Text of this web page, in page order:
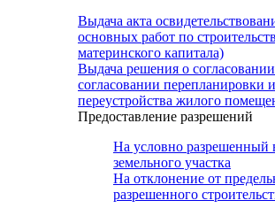
Выдача акта
основных работ по
материнского капитала)
Выдача решения о
согласовании перепланировки
переустройства жилого
Предоставление разрешений
На условно разрешенный
земельного участка
На отклонение от
разрешенного